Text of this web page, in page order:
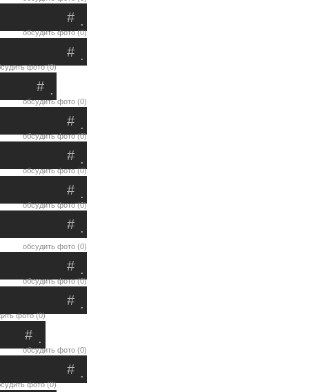
.
#
обсудить фото (0)
.
#
фото (0)
.
#
обсудить фото (0)
.
#
обсудить фото (0)
.
#
обсудить фото (0)
.
#
обсудить фото (0)
.
#
обсудить фото (0)
.
#
обсудить фото (0)
.
#
фото (0)
.
#
обсудить фото (0)
.
#
фото (0)